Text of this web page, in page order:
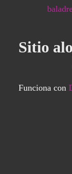
Sitio
Funciona con